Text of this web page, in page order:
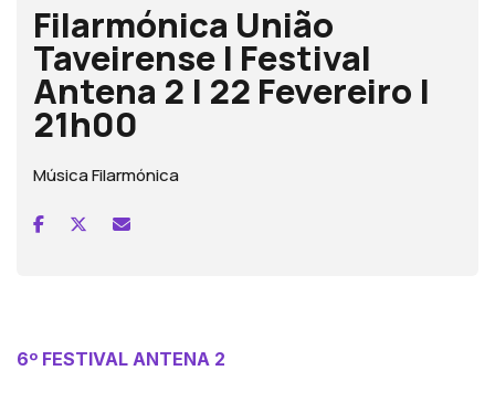
Filarmónica União
Taveirense | Festival
Antena 2 | 22 Fevereiro |
21h00
Música Filarmónica
6º FESTIVAL ANTENA 2